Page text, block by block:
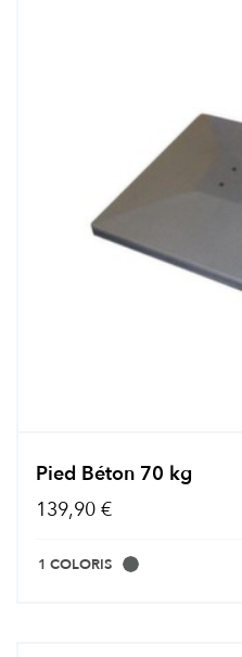
Pied Béton 70 kg
139,90 €
1 COLORIS